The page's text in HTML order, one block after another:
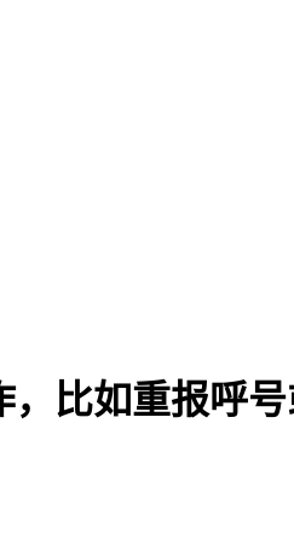
比如重报呼